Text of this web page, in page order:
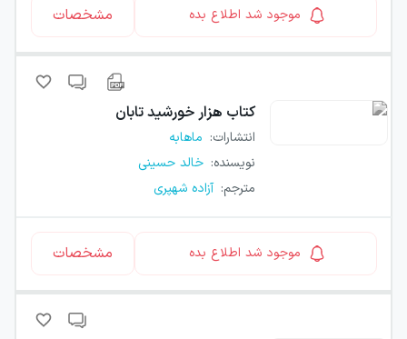
موجود شد اطلاع بده مشخصات
کتاب هزار خورشید تابان
انتشارات: ماهابه
نویسنده: خالد حسینی
مترجم: آزاده شهپری
موجود شد اطلاع بده مشخصات